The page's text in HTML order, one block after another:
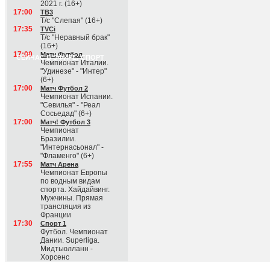
2021 г. (16+)
17:00
ТВ3
Т/с "Слепая" (16+)
17:35
TVCi
Т/с "Неравный брак"
(16+)
СЕЙЧАС В ЭФИРЕ: СПОРТ
17:00 Матч Футбол
Чемпионат Италии.
"Удинезе" - "Интер"
(6+)
17:00
Матч Футбол 2
Чемпионат Испании.
"Севилья" - "Реал
Сосьедад" (6+)
17:00
Матч! Футбол 3
Чемпионат
Бразилии.
"Интернасьонал" -
"Фламенго" (6+)
17:55
Матч Арена
Чемпионат Европы
по водным видам
спорта. Хайдайвинг.
Мужчины. Прямая
трансляция из
Франции
17:30
Спорт 1
Футбол. Чемпионат
Дании. Superliga.
Мидтьюлланн -
Хорсенс